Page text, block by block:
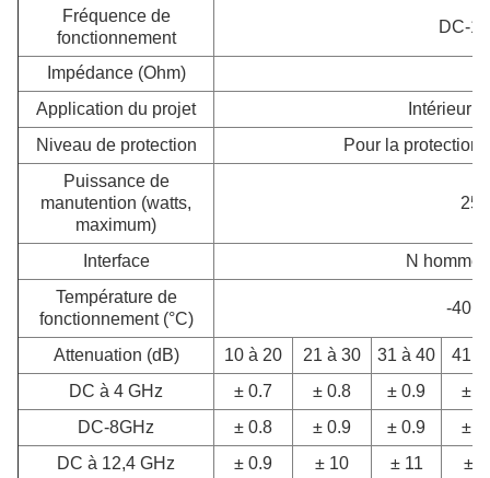
Fréquence de
fonctionnement
DC-
Impédance (Ohm)
Application du projet
Intérieur
Niveau de protection
Pour la protection
Puissance de
manutention (watts,
maximum)
Interface
N homme
Température de
fonctionnement (°C)
-40 ~
Attenuation (dB) 10 à 20 21 à 30 31 à 40
41 à
DC à 4 GHz
± 0.7 ± 0.8 ± 0.9
±
DC-8GHz
± 0.8 ± 0.9 ± 0.9
±
DC à 12,4 GHz
± 0.9 ± 10 ± 11
±